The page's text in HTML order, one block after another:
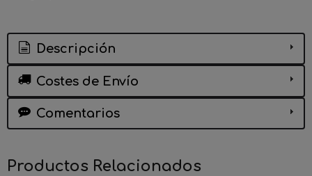
Descripción
Costes de Envío
Comentarios
Productos Relacionados